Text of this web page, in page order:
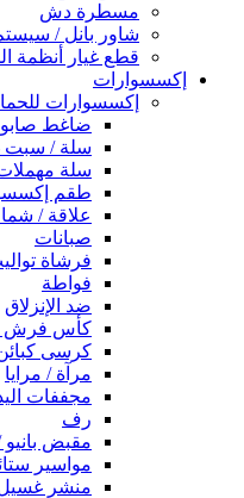
مسطرة دش
شاور بانل /
قطع غيار أنظمة
إكسسوارات
إكسسوارات
ضاغط
سلة / سبت
سلة
طقم
علاقة /
صبانات
فرشاة
فواطة
ضد الإنزلاق
كأس فرش
كرسى
مرآة / مرايا
مجففات
رف
مقبض
مواسير
منشر